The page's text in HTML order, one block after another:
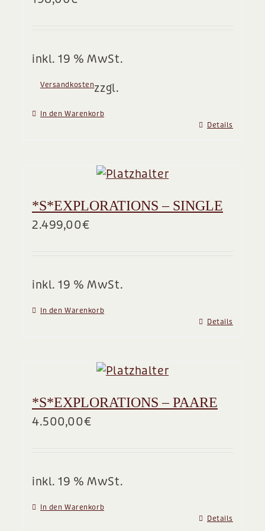
inkl. 19 % MwSt.
zzgl.
Versandkosten
In den Warenkorb
Details
*S*EXPLORATIONS – SINGLE
2.499,00€
inkl. 19 % MwSt.
In den Warenkorb
Details
*S*EXPLORATIONS – PAARE
4.500,00€
inkl. 19 % MwSt.
In den Warenkorb
Details